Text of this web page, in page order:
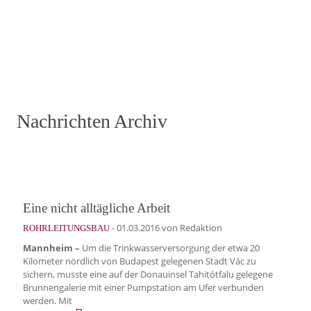
Nachrichten Archiv
Eine nicht alltägliche Arbeit
ROHRLEITUNGSBAU-01.03.2016von Redaktion
Mannheim – Um die Trinkwasserversorgung der etwa 20
Kilometer nördlich von Budapest gelegenen Stadt Vác zu
sichern, musste eine auf der Donauinsel Tahitótfalu gelegene
Brunnengalerie mit einer Pumpstation am Ufer verbunden
werden. Mit